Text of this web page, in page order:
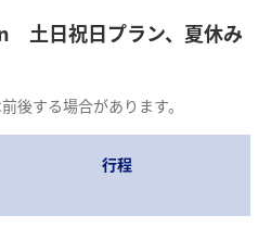
土日祝日プラン、夏休み
後する場合があります。
行程